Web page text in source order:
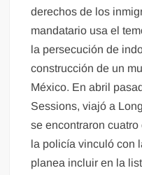
derechos de los
mandatario usa el
la persecución de
construcción de un
México. En abril
Sessions, viajó a
se encontraron
la policía vinculó con
planea incluir en la